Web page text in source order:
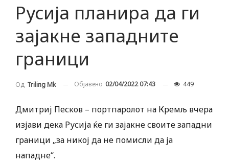
Русија планира да ги
зајакне западните
граници
Од Triling Mk Објавено 02/04/2022 07:43 449
Дмитриј Песков – портпаролот на Кремљ вчера
изјави дека Русија ќе ги зајакне своите западни
граници „за никој да не помисли да ја
нападне“.